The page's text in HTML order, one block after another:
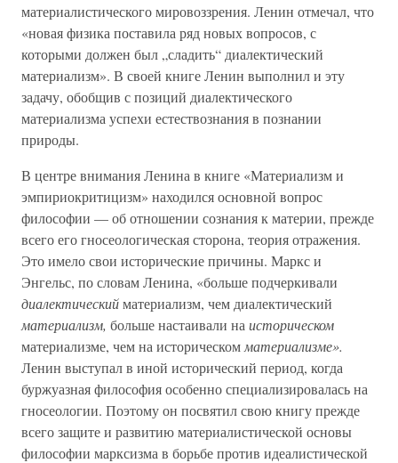
материалистического мировоззрения. Ленин отмечал, что
«новая физика поставила ряд новых вопросов, с
которыми должен был „сладить“ диалектический
материализм». В своей книге Ленин выполнил и эту
задачу, обобщив с позиций диалектического
материализма успехи естествознания в познании
природы.
В центре внимания Ленина в книге «Материализм и
эмпириокритицизм» находился основной вопрос
философии — об отношении сознания к материи, прежде
всего его гносеологическая сторона, теория отражения.
Это имело свои исторические причины. Маркс и
Энгельс, по словам Ленина, «больше подчеркивали
диалектическийматериализм, чем диалектический
материализм, больше настаивали на историческом
материализме, чем на историческом материализме».
Ленин выступал в иной исторический период, когда
буржуазная философия особенно специализировалась на
гносеологии. Поэтому он посвятил свою книгу прежде
всего защите и развитию материалистической основы
философии марксизма в борьбе против идеалистической